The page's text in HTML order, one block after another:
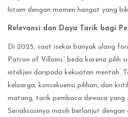
hitam dengan momen hangat yang
Relevansi dan Daya Tarik bagi
Di 2025, saat isekai banyak ulang
Patron of Villains” beda karena pilih
intelijen daripada kekuatan mentah.
keluarga, konsekuensi pilihan, dan
matang, tarik pembaca dewasa yang
Serialisasinya masih berlanjut